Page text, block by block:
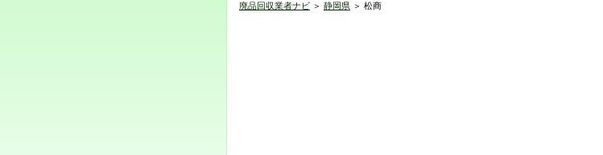
廃品回収業者ナビ ＞ 静岡県 ＞ 松商